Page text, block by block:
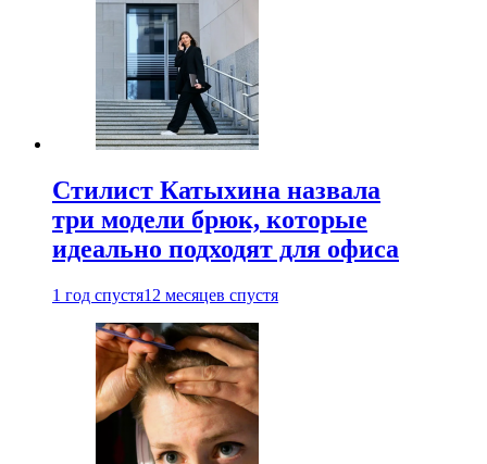
Стилист Катыхина назвала
три модели брюк, которые
идеально подходят для офиса
1 год спустя12 месяцев спустя